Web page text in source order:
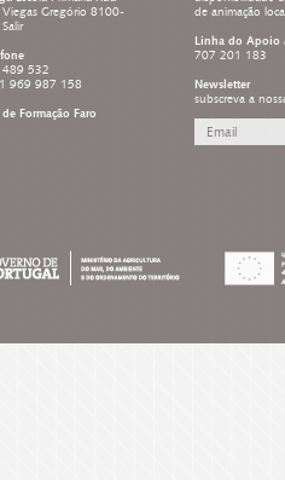
Viegas Gregório 8100-
532
969 987 158
de Formação Faro
de animação
Linha do Apoio
707 201 183
Newsletter
subscreva a